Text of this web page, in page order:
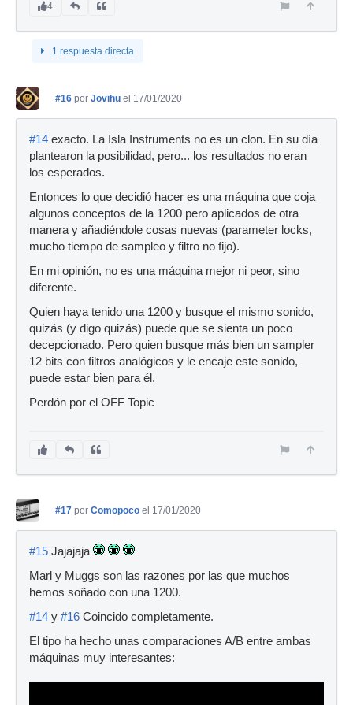
4
1 respuesta directa
#16 por Jovihu el 17/01/2020
#14 exacto. La Isla Instruments no es un clon. En su día
plantearon la posibilidad, pero... los resultados no eran
los esperados.
Entonces lo que decidió hacer es una máquina que coja
algunos conceptos de la 1200 pero aplicados de otra
manera y añadiéndole cosas nuevas (parameter locks,
mucho tiempo de sampleo y filtro no fijo).
En mi opinión, no es una máquina mejor ni peor, sino
diferente.
Quien haya tenido una 1200 y busque el mismo sonido,
quizás (y digo quizás) puede que se sienta un poco
decepcionado. Pero quien busque más bien un sampler
12 bits con filtros analógicos y le encaje este sonido,
puede estar bien para él.
Perdón por el OFF Topic
#17 por Comopoco el 17/01/2020
#15 Jajajaja
Marl y Muggs son las razones por las que muchos
hemos soñado con una 1200.
#14 y #16 Coincido completamente.
El tipo ha hecho unas comparaciones A/B entre ambas
máquinas muy interesantes: